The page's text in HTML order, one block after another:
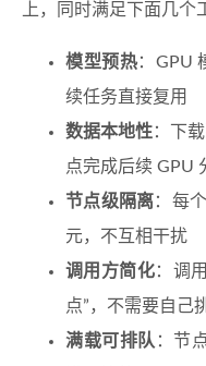
上，同时满足下面几个
模型预热：GPU
续任务直接复用
数据本地性：下
点完成后续 GPU
节点级隔离 ：每
元，不互相干扰
调用方简化：调
点”，不需要自己
满载可排队 ：节